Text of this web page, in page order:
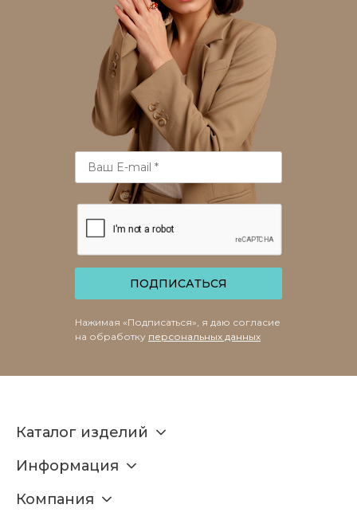
ПОДПИСАТЬСЯ
Нажимая «Подписаться», я даю согласие
на обработку персональных данных
Каталог изделий
Информация
Компания